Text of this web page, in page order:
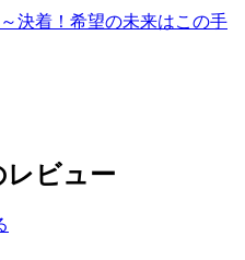
レビュー